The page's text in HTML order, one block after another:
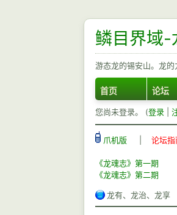
鳞目界域-
游态龙的锡安山。龙
首页 论坛
您尚未登录。 (登录
爪机版 论坛指
《龙魂志》第一期
《龙魂志》第二期
龙有、龙治、龙享